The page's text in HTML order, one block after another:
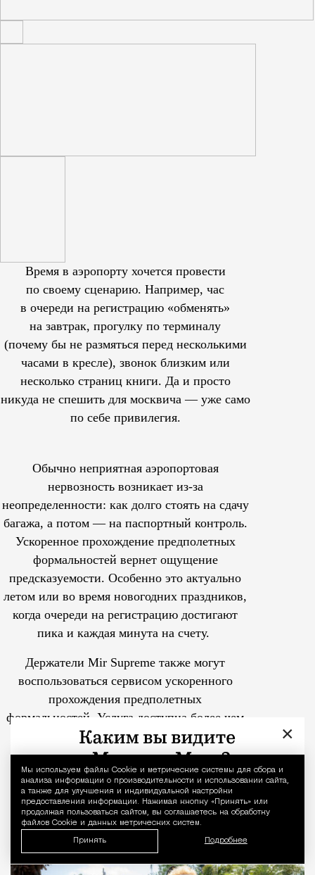
Уведомление
Мы используем файлы Сookie и метрические системы для сбора и
анализа информации о производительности и использовании сайта,
а также для улучшения и индивидуальной настройки
предоставления информации. Нажимая кнопку «Принять» или
продолжая пользоваться сайтом, вы соглашаетесь на обработку
файлов Cookie и данных метрических систем.
Принять Подробнее
Время в аэропорту хочется провести
по своему сценарию. Например, час
в очереди на регистрацию «обменять»
на завтрак, прогулку по терминалу
(почему бы не размяться перед несколькими
часами в кресле), звонок близким или
несколько страниц книги. Да и просто
никуда не спешить для москвича — уже само
по себе привилегия.
Обычно неприятная аэропортовая
нервозность возникает из-за
неопределенности: как долго стоять на сдачу
багажа, а потом — на паспортный контроль.
Ускоренное прохождение предполетных
формальностей вернет ощущение
предсказуемости. Особенно это актуально
летом или во время новогодних праздников,
когда очереди на регистрацию достигают
пика и каждая минута на счету.
Держатели Mir Supreme также могут
воспользоваться сервисом ускоренного
прохождения предполетных
формальностей. Услуга доступна более чем
в 25 российских аэропортах.
Tcпециальный проектКаждый москвич знает — отпуск
В «Ястребе» Уилл Феррелл в
одиночку ломает старую добрую
комедию и бьет мимо лунки
Ярослав Забалуев
×